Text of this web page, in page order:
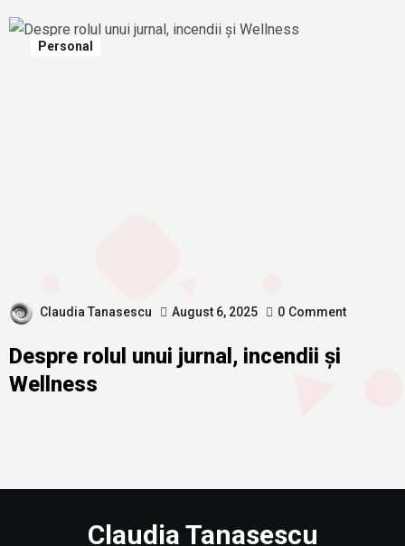
Personal
Claudia Tanasescu August 6, 2025 0 Comment
Despre rolul unui jurnal, incendii și
Wellness
Claudia Tanasescu